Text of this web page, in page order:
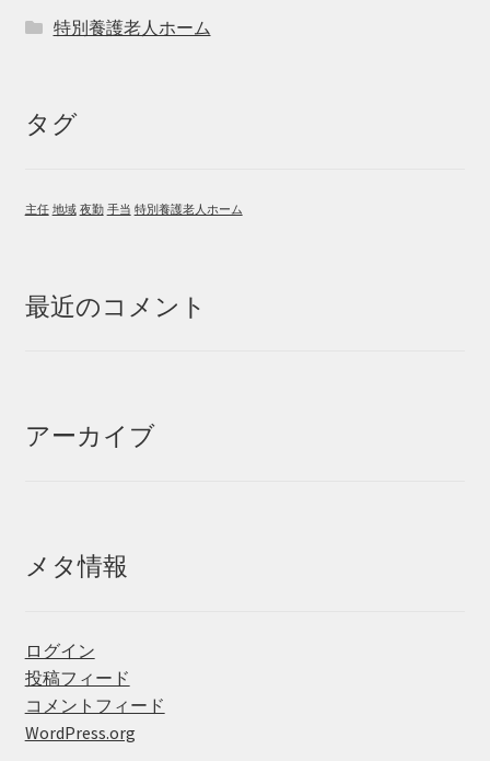
特別養護老人ホーム
タグ
主任 地域 夜勤 手当 特別養護老人ホーム
最近のコメント
アーカイブ
メタ情報
ログイン
投稿フィード
コメントフィード
WordPress.org